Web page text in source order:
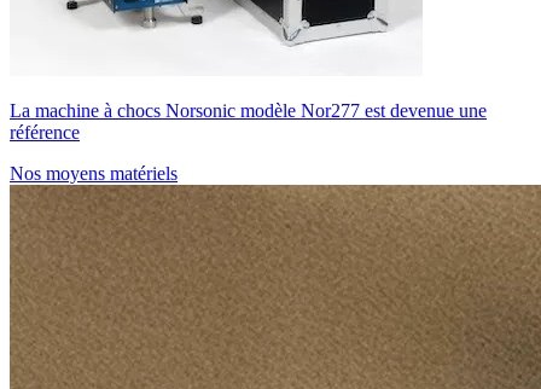
La machine à chocs Norsonic modèle Nor277 est devenue une
référence
Nos moyens matériels